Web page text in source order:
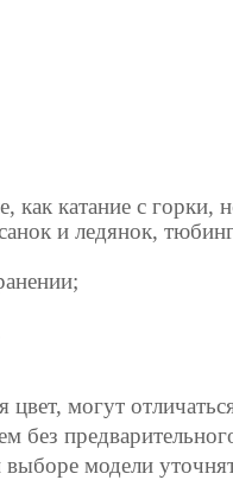
как катание с
и ледянок,
могут
без
модели